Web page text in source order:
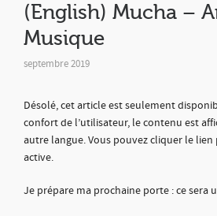
(English) Mucha –
Musique
septembre 2019
Désolé, cet article est seulement
confort de l’utilisateur, le contenu est
autre langue. Vous pouvez cliquer le
active.
Je prépare ma prochaine porte : ce sera